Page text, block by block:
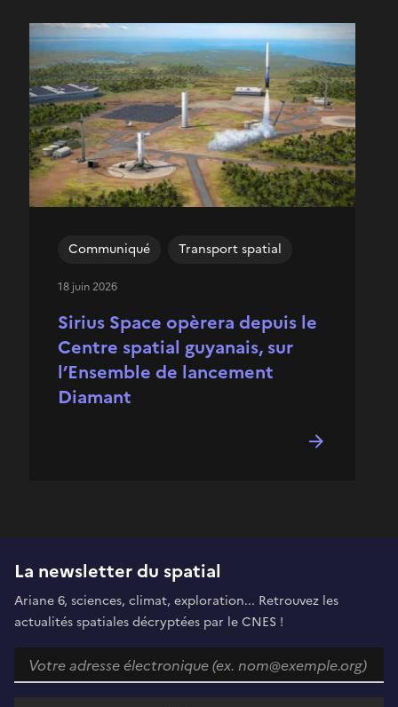
Sirius Space opèrera depuis le
Centre spatial guyanais, sur
l’Ensemble de lancement
Diamant
Communiqué Transport spatial
18 juin 2026
La newsletter du spatial
Ariane 6, sciences, climat, exploration... Retrouvez les
actualités spatiales décryptées par le CNES !